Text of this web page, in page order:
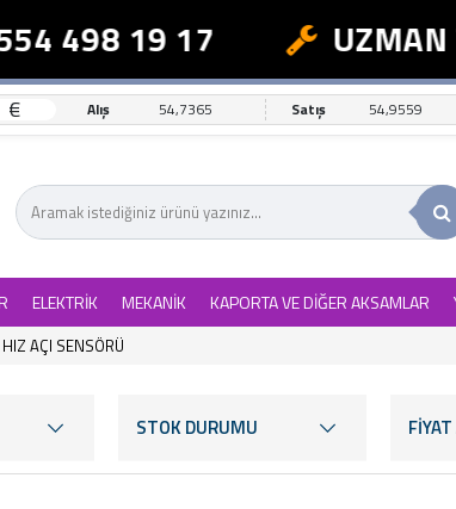
19 17 UZMAN
€ Alış 54,7365 Satış 54,9559
ELEKTRİK MEKANİK KAPORTA VE DİĞER AKSAMLAR
AÇI SENSÖRÜ
STOK DURUMU